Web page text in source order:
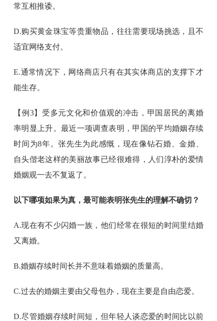
常互相推诿。
D.购买黄金珠宝等贵重物品，往往需要现场挑选，且不
适宜网络支付。
E.通常情况下，网络商店只有在其实体商店的支撑下才
能生存。
【例3】受多元文化和价值观的冲击，甲国居民的离婚
率明显上升。最近一项调查表明，甲国的平均婚姻存续
时间为8年。张先生为此感慨，现在像钻石婚、金婚、
自头偕老这样的美丽故事已经很难得，人们淳朴的爱情
婚姻观一去不复返了。
以下哪项如果为真，最可能表明张先生的理解不确切？
A.现在有不少闪婚一族，他们经常在很短的时间里结婚
又离婚。
B.婚姻存续时间长并不意味着婚姻的质量高。
C.过去的婚姻主要由父母包办，现在主要是自由恋爱。
D.尽管婚姻存续时间短，但年轻人谈恋爱的时间比以前